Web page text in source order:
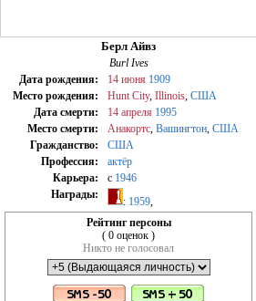
Берл Айвз
Burl Ives
Дата рождения:
14 июня 1909
Место рождения:
Hunt City, Illinois США
Дата смерти:
14 апреля 1995
Место смерти:
Анакортс Вашингтон США
Гражданство:
США
Профессия:
актёр
Карьера:
c 1946
Награды:
: 1959
Рейтинг персоны
( 0 оценок )
Никто не голосовал